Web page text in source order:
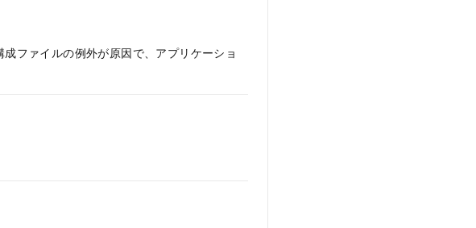
ファイルの例外が原因で、アプリケーショ